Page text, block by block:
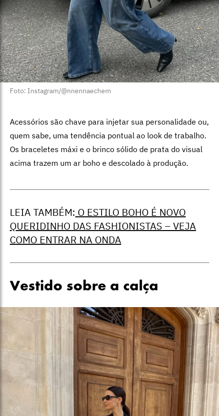
Foto: Instagram/@nnennaechem
Acessórios são chave para injetar sua personalidade ou,
quem sabe, uma tendência pontual ao look de trabalho.
Os braceletes máxi e o brinco sólido de prata do visual
acima trazem um ar boho e descolado à produção.
LEIA TAMBÉM: O ESTILO BOHO É NOVO
QUERIDINHO DAS FASHIONISTAS – VEJA
COMO ENTRAR NA ONDA
Vestido sobre a calça